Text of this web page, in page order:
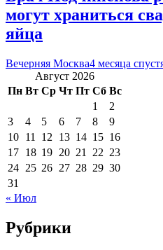
могут храниться
яйца
Вечерняя Москва4 месяца
Август 2026
Пн Вт Ср Чт Пт Сб Вс
1
2
3
4 5 6 7 8
9
10 11 12 13 14 15 16
17 18 19 20 21 22 23
24 25 26 27 28 29 30
31
« Июл
Рубрики